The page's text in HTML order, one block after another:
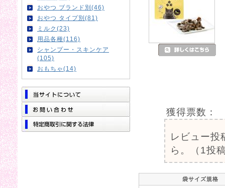
おやつ ブランド別(46)
おやつ タイプ別(81)
ミルク(23)
用品各種(116)
シャンプー・スキンケア
(105)
おもちゃ(14)
獲得票数：
レビュー投
ら。（1投
袋サイズ規格